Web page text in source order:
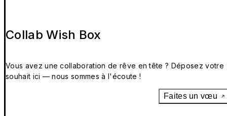
Collab Wish Box
Vous avez une collaboration de rêve en tête ? Déposez votre
souhait ici — nous sommes à l'écoute !
Faites un vœu